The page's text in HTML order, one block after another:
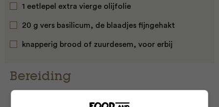
1 eetlepel extra vierge olijfolie
20 g vers basilicum, de blaadjes fijngehakt
knapperig brood of zuurdesem, voor erbij
Bereiding